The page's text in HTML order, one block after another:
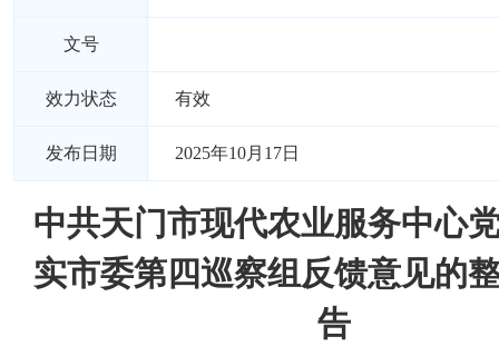
文号
效力状态 有效
发布日期 2025年10月17日
中共天门市现代农业服务中心
实市委第四巡察组反馈意见的
告